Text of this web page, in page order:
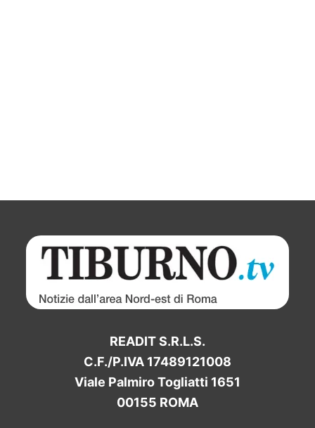
READIT S.R.L.S.
C.F./P.IVA 17489121008
Viale Palmiro Togliatti 1651
00155 ROMA